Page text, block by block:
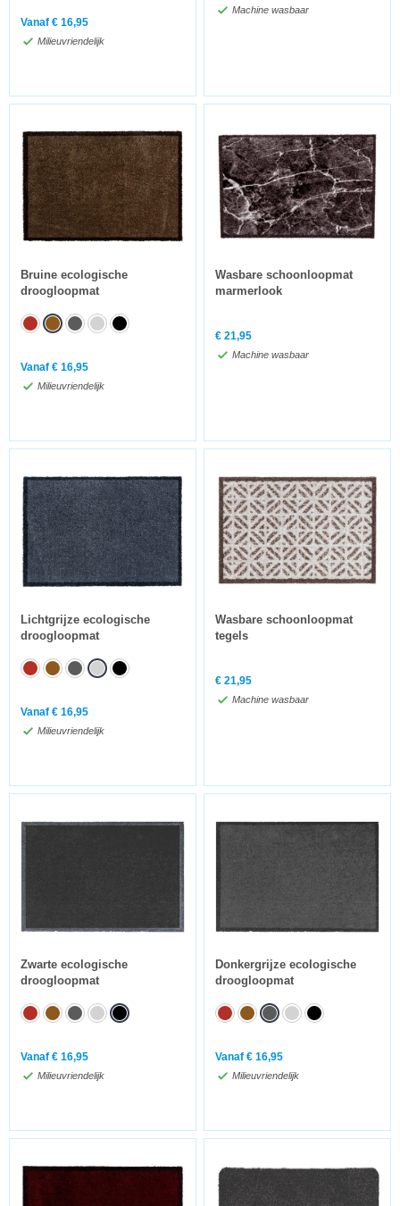
Vanaf € 16,95
Milieuvriendelijk
Machine wasbaar
Bruine ecologische
droogloopmat
Vanaf € 16,95
Milieuvriendelijk
Wasbare schoonloopmat
marmerlook
€ 21,95
Machine wasbaar
Lichtgrijze ecologische
droogloopmat
Vanaf € 16,95
Milieuvriendelijk
Wasbare schoonloopmat
tegels
€ 21,95
Machine wasbaar
Zwarte ecologische
droogloopmat
Vanaf € 16,95
Milieuvriendelijk
Donkergrijze ecologische
droogloopmat
Vanaf € 16,95
Milieuvriendelijk